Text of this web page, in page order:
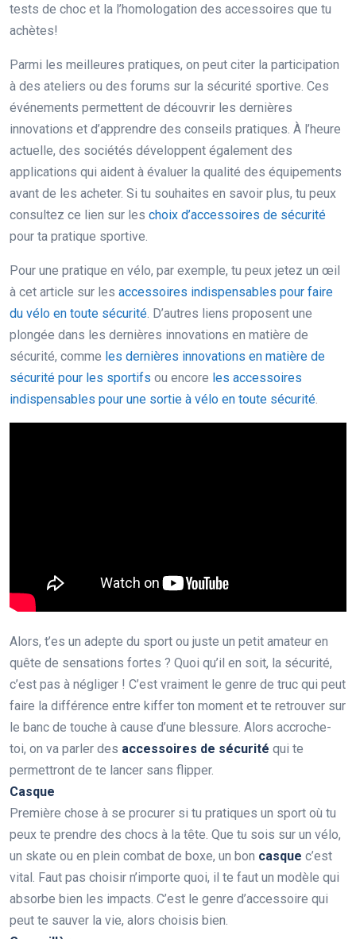
tests de choc et la l’homologation des accessoires que tu
achètes!
Parmi les meilleures pratiques, on peut citer la participation
à des ateliers ou des forums sur la sécurité sportive. Ces
événements permettent de découvrir les dernières
innovations et d’apprendre des conseils pratiques. À l’heure
actuelle, des sociétés développent également des
applications qui aident à évaluer la qualité des équipements
avant de les acheter. Si tu souhaites en savoir plus, tu peux
consultez ce lien sur les choix d’accessoires de sécurité
pour ta pratique sportive.
Pour une pratique en vélo, par exemple, tu peux jetez un œil
à cet article sur les accessoires indispensables pour faire
du vélo en toute sécurité . D’autres liens proposent une
plongée dans les dernières innovations en matière de
sécurité, comme les dernières innovations en matière de
sécurité pour les sportifs ou encore les accessoires
indispensables pour une sortie à vélo en toute sécurité
Alors, t’es un adepte du sport ou juste un petit amateur en
quête de sensations fortes ? Quoi qu’il en soit, la sécurité,
c’est pas à négliger ! C’est vraiment le genre de truc qui peut
faire la différence entre kiffer ton moment et te retrouver sur
le banc de touche à cause d’une blessure. Alors accroche-
toi, on va parler des accessoires de sécurité qui te
permettront de te lancer sans flipper.
Casque
Première chose à se procurer si tu pratiques un sport où tu
peux te prendre des chocs à la tête. Que tu sois sur un vélo,
un skate ou en plein combat de boxe, un bon casque c’est
vital. Faut pas choisir n’importe quoi, il te faut un modèle qui
absorbe bien les impacts. C’est le genre d’accessoire qui
peut te sauver la vie, alors choisis bien.